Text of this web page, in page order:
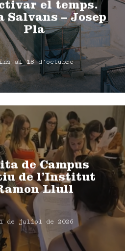
el temps.
Salvans – Josep
Pla
al 18 d'octubre
de Campus
de l’Institut
Llull
de juliol de 2026